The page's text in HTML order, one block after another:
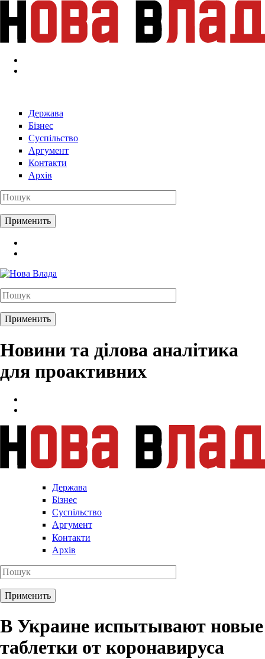
Перейти к основному содержанию
Держава
Бізнес
Суспільство
Аргумент
Контакти
Архів
Новини та ділова аналітика
для проактивних
Держава
Бізнес
Суспільство
Аргумент
Контакти
Архів
В Украине испытывают новые
таблетки от коронавируса